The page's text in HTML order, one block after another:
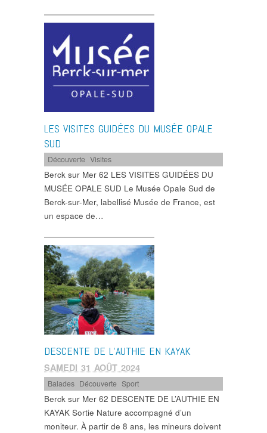
LES VISITES GUIDÉES DU MUSÉE OPALE
SUD
Découverte ,Visites
Berck sur Mer 62 LES VISITES GUIDÉES DU
MUSÉE OPALE SUD Le Musée Opale Sud de
Berck-sur-Mer, labellisé Musée de France, est
un espace de…
DESCENTE DE L’AUTHIE EN KAYAK
SAMEDI 31 AOÛT 2024
Balades Découverte ,Sport
Berck sur Mer 62 DESCENTE DE L’AUTHIE EN
KAYAK Sortie Nature accompagné d’un
moniteur. À partir de 8 ans, les mineurs doivent